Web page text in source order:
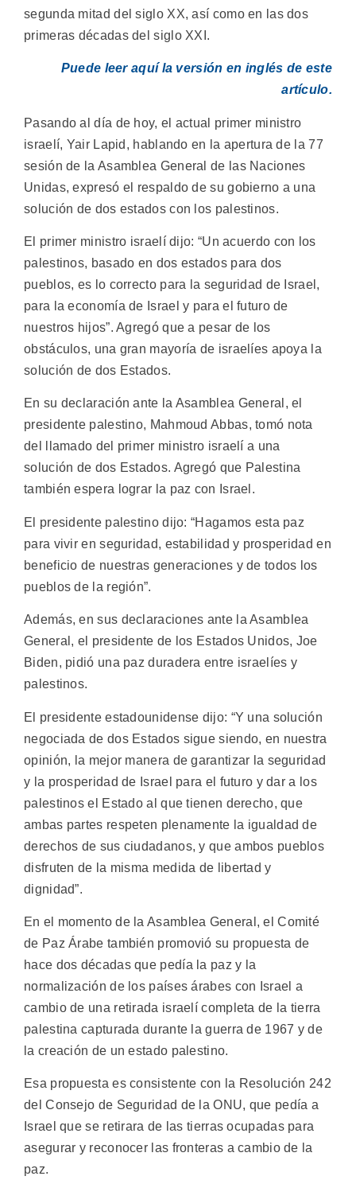
segunda mitad del siglo XX, así como en las dos
primeras décadas del siglo XXI.
Puede leer aquí la versión en inglés de este
artículo.
Pasando al día de hoy, el actual primer ministro
israelí, Yair Lapid, hablando en la apertura de la 77
sesión de la Asamblea General de las Naciones
Unidas, expresó el respaldo de su gobierno a una
solución de dos estados con los palestinos.
El primer ministro israelí dijo: “Un acuerdo con los
palestinos, basado en dos estados para dos
pueblos, es lo correcto para la seguridad de Israel,
para la economía de Israel y para el futuro de
nuestros hijos”. Agregó que a pesar de los
obstáculos, una gran mayoría de israelíes apoya la
solución de dos Estados.
En su declaración ante la Asamblea General, el
presidente palestino, Mahmoud Abbas, tomó nota
del llamado del primer ministro israelí a una
solución de dos Estados. Agregó que Palestina
también espera lograr la paz con Israel.
El presidente palestino dijo: “Hagamos esta paz
para vivir en seguridad, estabilidad y prosperidad en
beneficio de nuestras generaciones y de todos los
pueblos de la región”.
Además, en sus declaraciones ante la Asamblea
General, el presidente de los Estados Unidos, Joe
Biden, pidió una paz duradera entre israelíes y
palestinos.
El presidente estadounidense dijo: “Y una solución
negociada de dos Estados sigue siendo, en nuestra
opinión, la mejor manera de garantizar la seguridad
y la prosperidad de Israel para el futuro y dar a los
palestinos el Estado al que tienen derecho, que
ambas partes respeten plenamente la igualdad de
derechos de sus ciudadanos, y que ambos pueblos
disfruten de la misma medida de libertad y
dignidad”.
En el momento de la Asamblea General, el Comité
de Paz Árabe también promovió su propuesta de
hace dos décadas que pedía la paz y la
normalización de los países árabes con Israel a
cambio de una retirada israelí completa de la tierra
palestina capturada durante la guerra de 1967 y de
la creación de un estado palestino.
Esa propuesta es consistente con la Resolución 242
del Consejo de Seguridad de la ONU, que pedía a
Israel que se retirara de las tierras ocupadas para
asegurar y reconocer las fronteras a cambio de la
paz.